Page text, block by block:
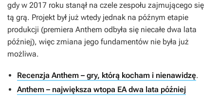
gdy w 2017 roku stanął na czele zespołu zajmującego się
tą grą. Projekt był już wtedy jednak na późnym etapie
produkcji (premiera Anthem odbyła się niecałe dwa lata
później), więc zmiana jego fundamentów nie była już
możliwa.
Recenzja Anthem – gry, którą kocham i nienawidzę.
Anthem – największa wtopa EA dwa lata później